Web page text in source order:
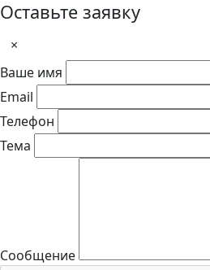
Оставьте заявку
×
Ваше имя
Email
Телефон
Тема
Сообщение